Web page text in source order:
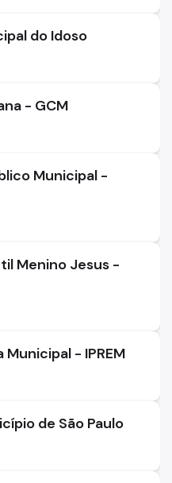
do Idoso
- GCM
Municipal -
Menino Jesus -
- IPREM
de São Paulo